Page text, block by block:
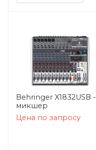
Behringer X1832USB -
микшер
Цена по запросу